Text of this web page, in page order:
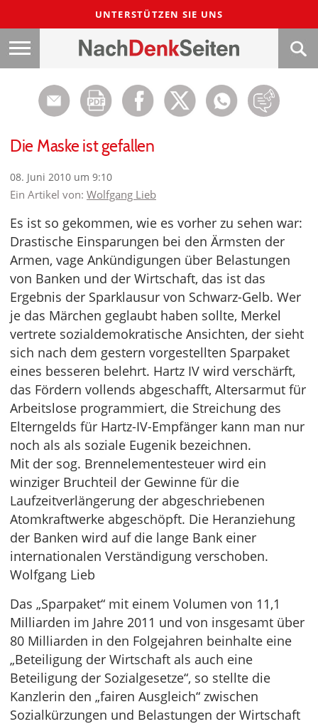
UNTERSTÜTZEN SIE UNS
Die Maske ist gefallen
08. Juni 2010 um 9:10
Ein Artikel von: Wolfgang Lieb
Es ist so gekommen, wie es vorher zu sehen war:
Drastische Einsparungen bei den Ärmsten der
Armen, vage Ankündigungen über Belastungen
von Banken und der Wirtschaft, das ist das
Ergebnis der Sparklausur von Schwarz-Gelb. Wer
je das Märchen geglaubt haben sollte, Merkel
vertrete sozialdemokratische Ansichten, der sieht
sich nach dem gestern vorgestellten Sparpaket
eines besseren belehrt. Hartz IV wird verschärft,
das Fördern vollends abgeschafft, Altersarmut für
Arbeitslose programmiert, die Streichung des
Elterngelds für Hartz-IV-Empfänger kann man nur
noch als als soziale Eugenik bezeichnen.
Mit der sog. Brennelementesteuer wird ein
winziger Bruchteil der Gewinne für die
Laufzeitverlängerung der abgeschriebenen
Atomkraftwerke abgeschöpft. Die Heranziehung
der Banken wird auf die lange Bank einer
internationalen Verständigung verschoben.
Wolfgang Lieb
Das „Sparpaket“ mit einem Volumen von 11,1
Milliarden im Jahre 2011 und von insgesamt über
80 Milliarden in den Folgejahren beinhalte eine
„Beteiligung der Wirtschaft als auch eine
Beteiligung der Sozialgesetze“, so stellte die
Kanzlerin den „fairen Ausgleich“ zwischen
Sozialkürzungen und Belastungen der Wirtschaft